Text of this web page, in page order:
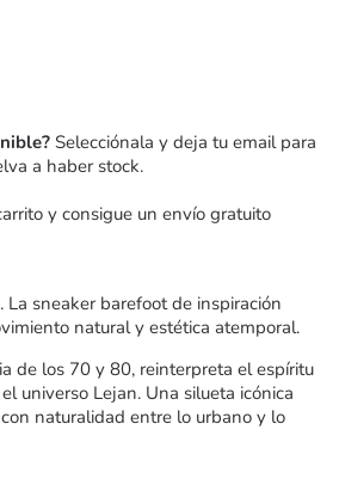
Selecciónala y deja tu email para
a haber stock.
y consigue un envío gratuito
La sneaker barefoot de inspiración
natural y estética atemporal.
de los 70 y 80, reinterpreta el espíritu
universo Lejan. Una silueta icónica
naturalidad entre lo urbano y lo